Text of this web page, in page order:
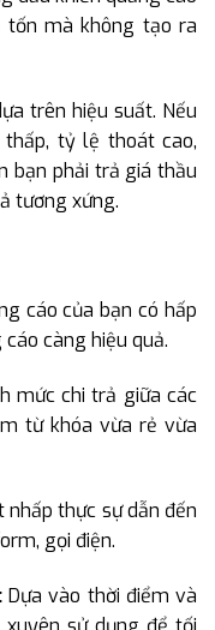
tốn mà không tạo ra
trên hiệu suất. Nếu
tỷ lệ thoát cao,
bạn phải trả giá thầu
tương xứng.
cáo của bạn có hấp
càng hiệu quả.
mức chi trả giữa các
từ khóa vừa rẻ vừa
nhấp thực sự dẫn đến
gọi điện.
Dựa vào thời điểm và